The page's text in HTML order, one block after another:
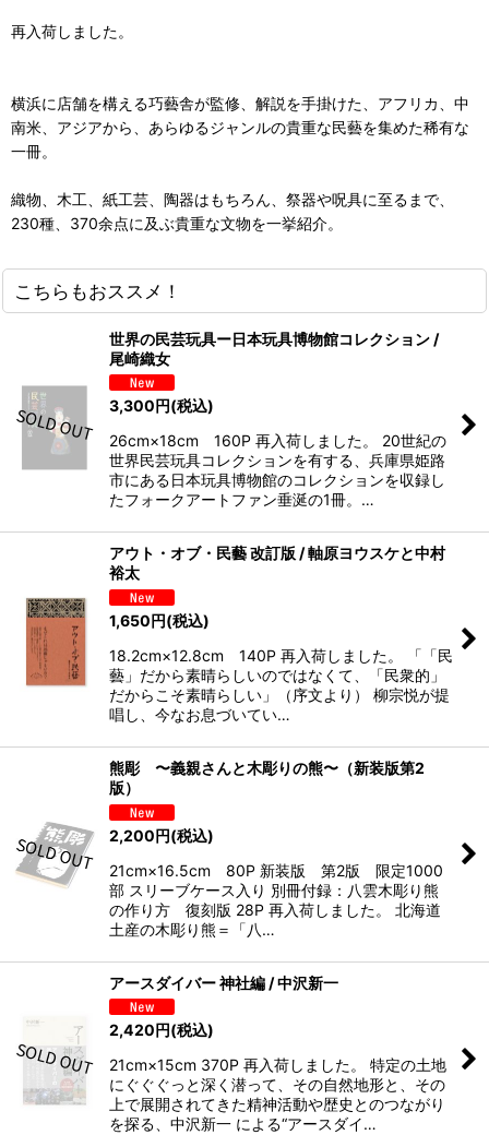
再入荷しました。
横浜に店舗を構える巧藝舎が監修、解説を手掛けた、アフリカ、中
南米、アジアから、あらゆるジャンルの貴重な民藝を集めた稀有な
一冊。
織物、木工、紙工芸、陶器はもちろん、祭器や呪具に至るまで、
230種、370余点に及ぶ貴重な文物を一挙紹介。
こちらもおススメ！
世界の民芸玩具ー日本玩具博物館コレクション /
尾崎織女
3,300円(税込)
26cm×18cm 160P 再入荷しました。 20世紀の
世界民芸玩具コレクションを有する、兵庫県姫路
市にある日本玩具博物館のコレクションを収録し
たフォークアートファン垂涎の1冊。…
アウト・オブ・民藝 改訂版 / 軸原ヨウスケと中村
裕太
1,650円(税込)
18.2cm×12.8cm 140P 再入荷しました。 「「民
藝」だから素晴らしいのではなくて、「民衆的」
だからこそ素晴らしい」（序文より） 柳宗悦が提
唱し、今なお息づいてい…
熊彫 〜義親さんと木彫りの熊〜（新装版第2
版）
2,200円(税込)
21cm×16.5cm 80P 新装版 第2版 限定1000
部 スリーブケース入り 別冊付録：八雲木彫り熊
の作り方 復刻版 28P 再入荷しました。 北海道
土産の木彫り熊＝「八…
アースダイバー 神社編 / 中沢新一
2,420 円(税込)
21cm×15cm 370P 再入荷しました。 特定の土地
にぐぐぐっと深く潜って、その自然地形と、その
上で展開されてきた精神活動や歴史とのつながり
を探る、中沢新一 による“アースダイ…